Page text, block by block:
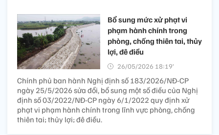
Bổ sung mức xử phạt vi
phạm hành chính trong
phòng, chống thiên tai, thủy
lợi, đê điều
26/05/2026 18:19’
Chính phủ ban hành Nghị định số 183/2026/NĐ-CP
ngày 25/5/2026 sửa đổi, bổ sung một số điều của Nghị
định số 03/2022/NĐ-CP ngày 6/1/2022 quy định xử
phạt vi phạm hành chính trong lĩnh vực phòng, chống
thiên tai; thủy lợi; đê điều.